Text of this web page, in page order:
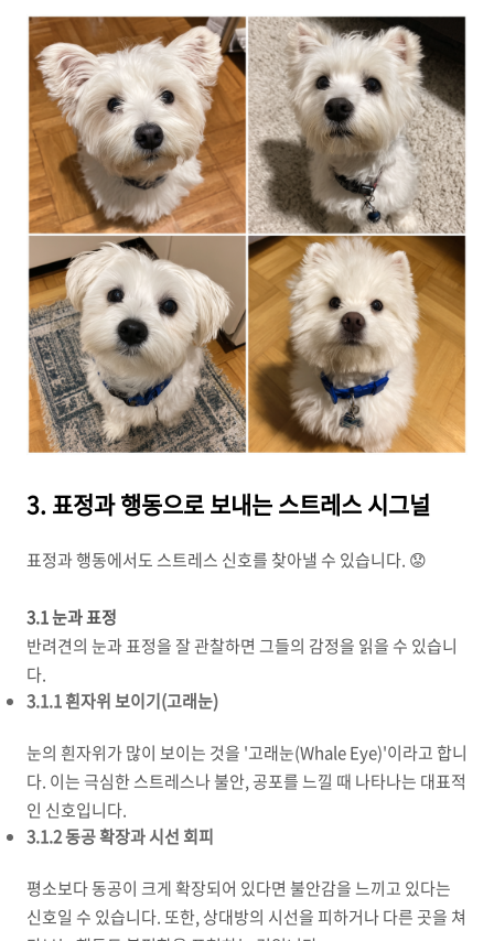
3. 표정과 행동으로 보내는 스트레스 시그널
표정과 행동에서도 스트레스 신호를 찾아낼 수 있습니다. 😟
3.1 눈과 표정
반려견의 눈과 표정을 잘 관찰하면 그들의 감정을 읽을 수 있습니
다.
3.1.1 흰자위 보이기(고래눈)
눈의 흰자위가 많이 보이는 것을 '고래눈(Whale Eye)'이라고 합니
다. 이는 극심한 스트레스나 불안, 공포를 느낄 때 나타나는 대표적
인 신호입니다.
3.1.2 동공 확장과 시선 회피
평소보다 동공이 크게 확장되어 있다면 불안감을 느끼고 있다는
신호일 수 있습니다. 또한, 상대방의 시선을 피하거나 다른 곳을 쳐